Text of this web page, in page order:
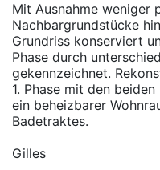
Mit Ausnahme weniger
Nachbargrundstücke
Grundriss konserviert
Phase durch
gekennzeichnet.
1. Phase mit den
ein beheizbarer
Badetraktes.
Gilles